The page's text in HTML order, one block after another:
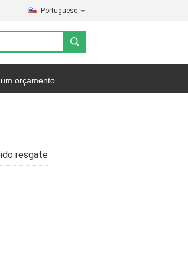
Portuguese
orçamento
resgate